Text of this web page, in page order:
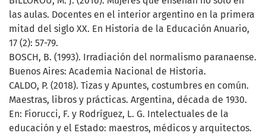
las aulas. Docentes en el interior argentino en la primera
mitad del siglo XX. En Historia de la Educación Anuario,
17 (2): 57-79.
BOSCH, B. (1993). Irradiación del normalismo paranaense.
Buenos Aires: Academia Nacional de Historia.
CALDO, P. (2018). Tizas y Apuntes, costumbres en común.
Maestras, libros y prácticas. Argentina, década de 1930.
En: Fiorucci, F. y Rodríguez, L. G. Intelectuales de la
educación y el Estado: maestros, médicos y arquitectos.